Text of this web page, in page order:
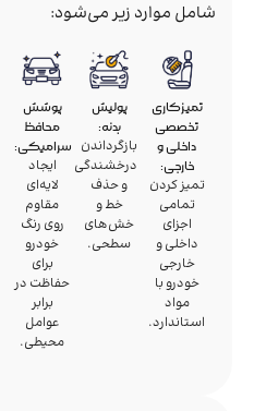
شامل موارد زیر می‌شود:
تمیزکاری
تخصصی
داخلی و
خارجی:
تمیز کردن
تمامی
اجزای
داخلی و
خارجی
خودرو با
مواد
استاندارد.
پولیش
بدنه:
بازگرداندن
درخشندگی
و حذف
خط و
خش‌های
سطحی.
پوشش
محافظ
سرامیکی:
ایجاد
لایه‌ای
مقاوم
روی رنگ
خودرو
برای
حفاظت در
برابر
عوامل
محیطی.